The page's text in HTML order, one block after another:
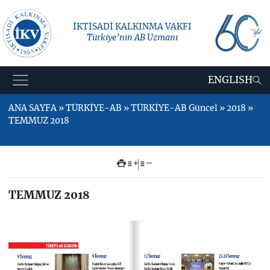
İKTİSADİ KALKINMA VAKFI
Türkiye’nin AB Uzmanı
ENGLISH
ANA SAYFA » TÜRKİYE-AB » TÜRKİYE-AB Güncel » 2018 »
TEMMUZ 2018
+ –
TEMMUZ 2018